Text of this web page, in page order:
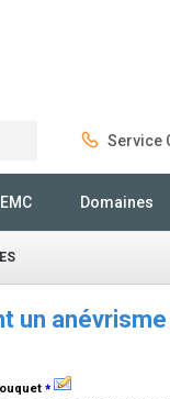
Service
Domaines
un
⁎